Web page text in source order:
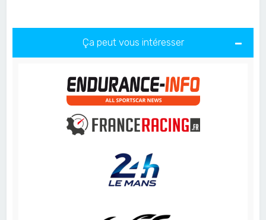
Ça peut vous intéresser